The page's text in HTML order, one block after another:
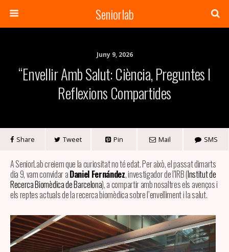
Seniorlab
Juny 9, 2026
“Envellir Amb Salut: Ciència, Preguntes I
Reflexions Compartides
Share Tweet Pin Mail SMS
A SeniorLab creiem que la curiositat no té edat. Per això, el passat dimarts
dia 9, vam convidar aDaniel Fernández, investigador de l’IRB (Institut de
Recerca Biomèdica de Barcelona), a compartir amb nosaltres els avenços i
els reptes actuals de la recerca biomèdica sobre l’envelliment i la salut.